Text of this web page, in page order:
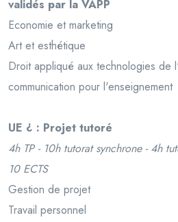
validés par la VAPP
Economie et marketing
Art et esthétique
Droit appliqué aux technologies de
communication pour l'enseignement
UE ¿ : Projet tutoré
4h TP - 10h tutorat synchrone - 4h
10 ECTS
Gestion de projet
Travail personnel